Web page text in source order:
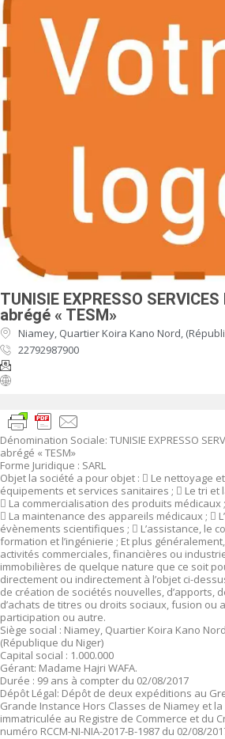
TUNISIE EXPRESSO
abrégé « TESM»
Niamey, Quartier Koira Kano Nord,
22792987900
Dénomination Sociale: TUNISIE EXPRESSO
abrégé « TESM»
Forme Juridique : SARL
Objet la société a pour objet :  Le nettoyage
équipements et services sanitaires ;  Le tri et
 La commercialisation des produits médicaux ;
 La maintenance des appareils médicaux ; 
évènements scientifiques ;  L’assistance, le
formation et l’ingénierie ; Et plus
activités commerciales, financières ou
immobilières de quelque nature que ce soit
directement ou indirectement à l’objet ci-
de création de sociétés nouvelles, d’apports,
d’achats de titres ou droits sociaux, fusion ou
participation ou autre.
Siège social : Niamey, Quartier Koira Kano
(République du Niger)
Capital social : 1.000.000
Gérant: Madame Hajri WAFA.
Durée : 99 ans à compter du 02/08/2017
Dépôt Légal: Dépôt de deux expéditions au
Grande Instance Hors Classes de Niamey et
immatriculée au Registre de Commerce et du
numéro RCCM-NI-NIA-2017-B-1987 du 02/08/